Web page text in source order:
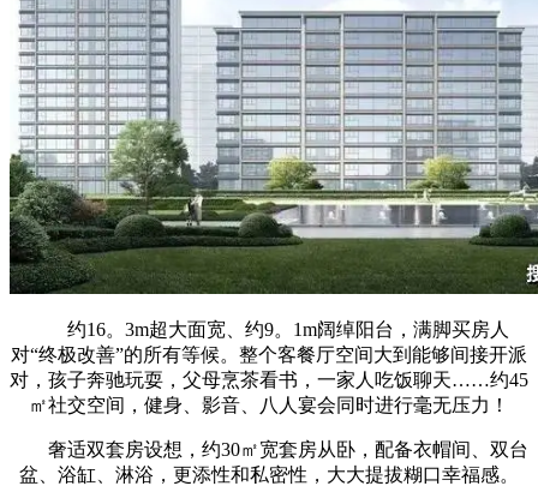
约16。3m超大面宽、约9。1m阔绰阳台，满脚买房人
对“终极改善”的所有等候。整个客餐厅空间大到能够间接开派
对，孩子奔驰玩耍，父母烹茶看书，一家人吃饭聊天……约45
㎡社交空间，健身、影音、八人宴会同时进行毫无压力！
奢适双套房设想，约30㎡宽套房从卧，配备衣帽间、双台
盆、浴缸、淋浴，更添性和私密性，大大提拔糊口幸福感。